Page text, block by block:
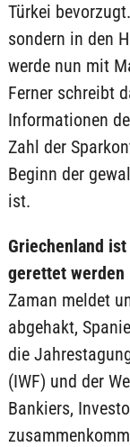
Türkei
sondern in den
werde nun mit
Ferner schreibt
Informationen
Zahl der
Beginn der
ist.
Griechenland
gerettet werden
Zaman meldet
abgehakt,
die
(IWF) und der
Bankiers,